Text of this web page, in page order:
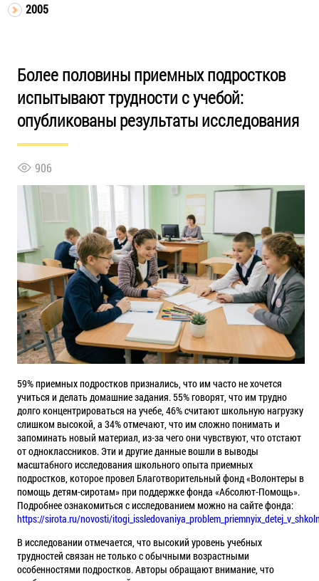
2005
Более половины приемных подростков
испытывают трудности с учебой:
опубликованы результаты исследования
906
59% приемных подростков признались, что им часто не хочется
учиться и делать домашние задания. 55% говорят, что им трудно
долго концентрироваться на учебе, 46% считают школьную нагрузку
слишком высокой, а 34% отмечают, что им сложно понимать и
запоминать новый материал, из-за чего они чувствуют, что отстают
от одноклассников. Эти и другие данные вошли в выводы
масштабного исследования школьного опыта приемных
подростков, которое провел Благотворительный фонд «Волонтеры в
помощь детям-сиротам» при поддержке фонда «Абсолют-Помощь».
Подробнее ознакомиться с исследованием можно на сайте фонда:
https://sirota.ru/novosti/
В исследовании отмечается, что высокий уровень учебных
трудностей связан не только с обычными возрастными
особенностями подростков. Авторы обращают внимание, что